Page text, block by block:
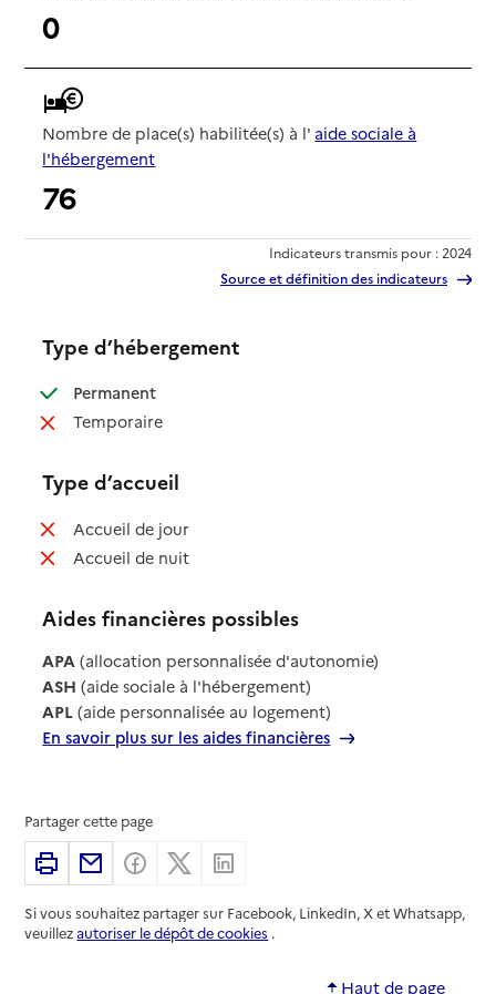
0
Nombre de place(s) habilitée(s) à l' aide sociale à
l'hébergement
76
Indicateurs transmis pour : 2024
Source et définition des indicateurs
Type d’hébergement
Permanent: disponible
Temporaire: non disponible
Type d’accueil
Accueil de jour: non disponible
Accueil de nuit: non disponible
Aides financières possibles
APA (allocation personnalisée d'autonomie)
ASH (aide sociale à l'hébergement)
APL (aide personnalisée au logement)
En savoir plus sur les aides financières
Partager cette page
ImprimerPartager par email
Partager sur Facebook
Partager sur X
Si vous souhaitez partager sur Facebook, LinkedIn, X et Whatsapp,
veuillezautoriser le dépôt de cookies .
Haut de page